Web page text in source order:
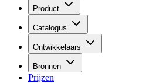
Product
Catalogus
Ontwikkelaars
Bronnen
Prijzen